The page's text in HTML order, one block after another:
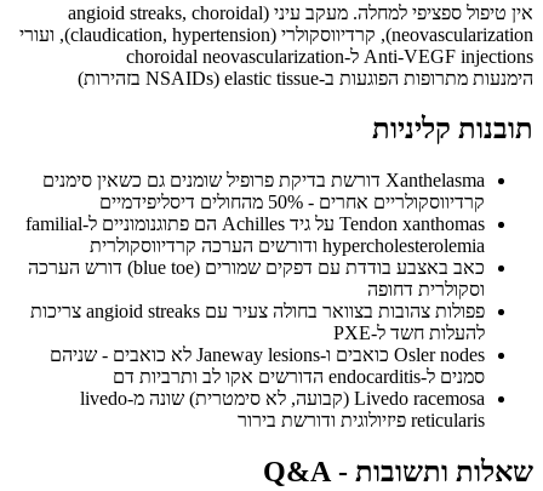
אין טיפול ספציפי למחלה. מעקב עיני (angioid streaks, choroidal
neovascularization), קרדיווסקולרי (claudication, hypertension), ועורי
Anti-VEGF injections ל-choroidal neovascularization
הימנעות מתרופות הפוגעות ב-elastic tissue (NSAIDs בזהירות)
תובנות קליניות
Xanthelasma דורשת בדיקת פרופיל שומנים גם כשאין סימנים
קרדיווסקולריים אחרים - 50% מהחולים דיסליפידמיים
Tendon xanthomas על גיד Achilles הם פתוגנומוניים ל-familial
hypercholesterolemia ודורשים הערכה קרדיווסקולרית
כאב באצבע בודדת עם דפקים שמורים (blue toe) דורש הערכה
וסקולרית דחופה
פפולות צהובות בצוואר בחולה צעיר עם angioid streaks צריכות
להעלות חשד ל-PXE
Osler nodes כואבים ו-Janeway lesions לא כואבים - שניהם
סמנים ל-endocarditis הדורשים אקו לב ותרביות דם
Livedo racemosa (קבועה, לא סימטרית) שונה מ-livedo
reticularis פיזיולוגית ודורשת בירור
שאלות ותשובות - Q&A